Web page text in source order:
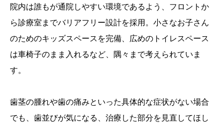
院内は誰もが通院しやすい環境であるよう、フロントか
ら診療室までバリアフリー設計を採用。小さなお子さん
のためのキッズスペースを完備、広めのトイレスペース
は車椅子のまま入れるなど、隅々まで考えられていま
す。
歯茎の腫れや歯の痛みといった具体的な症状がない場合
でも、歯並びが気になる、治療した部分を見直してほし